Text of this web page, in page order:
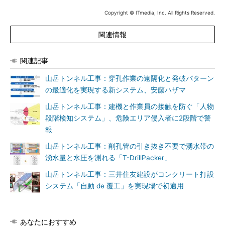
Copyright © ITmedia, Inc. All Rights Reserved.
関連情報
関連記事
山岳トンネル工事：穿孔作業の遠隔化と発破パターン
の最適化を実現する新システム、安藤ハザマ
山岳トンネル工事：建機と作業員の接触を防ぐ「人物
段階検知システム」、危険エリア侵入者に2段階で警
報
山岳トンネル工事：削孔管の引き抜き不要で湧水帯の
湧水量と水圧を測れる「T-DrillPacker」
山岳トンネル工事：三井住友建設がコンクリート打設
システム「自動 de 覆工」を実現場で初適用
あなたにおすすめ